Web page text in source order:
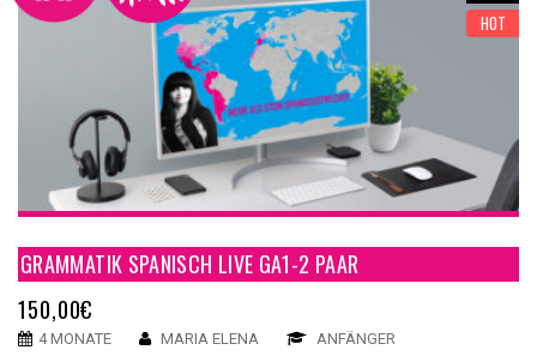
HOT
GRAMMATIK SPANISCH LIVE GA1-2 PAAR
150,00€
4 MONATE MARIA ELENA ANFÄNGER